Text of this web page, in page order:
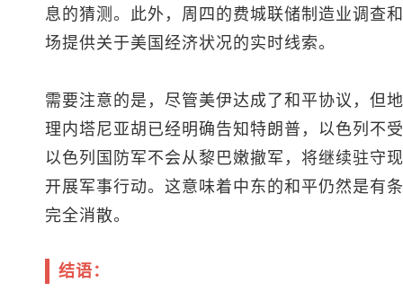
息的猜测。此外，周四的费城联储制造业调查
场提供关于美国经济状况的实时线索。
需要注意的是，尽管美伊达成了和平协议，但
理内塔尼亚胡已经明确告知特朗普，以色列不
以色列国防军不会从黎巴嫩撤军，将继续驻守
开展军事行动。这意味着中东的和平仍然是有
完全消散。
结语：